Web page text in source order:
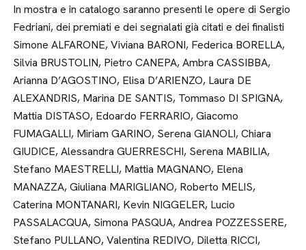
In mostra e in catalogo saranno presenti le opere di Sergio
Fedriani, dei premiati e dei segnalati già citati e dei finalisti
Simone ALFARONE, Viviana BARONI, Federica BORELLA,
Silvia BRUSTOLIN, Pietro CANEPA, Ambra CASSIBBA,
Arianna D’AGOSTINO, Elisa D’ARIENZO, Laura DE
ALEXANDRIS, Marina DE SANTIS, Tommaso DI SPIGNA,
Mattia DISTASO, Edoardo FERRARIO, Giacomo
FUMAGALLI, Miriam GARINO, Serena GIANOLI, Chiara
GIUDICE, Alessandra GUERRESCHI, Serena MABILIA,
Stefano MAESTRELLI, Mattia MAGNANO, Elena
MANAZZA, Giuliana MARIGLIANO, Roberto MELIS,
Caterina MONTANARI, Kevin NIGGELER, Lucio
PASSALACQUA, Simona PASQUA, Andrea POZZESSERE,
Stefano PULLANO, Valentina REDIVO, Diletta RICCI,